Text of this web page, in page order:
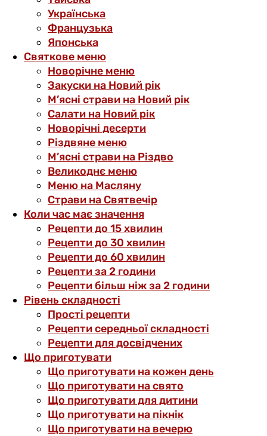
Українська
Французька
Японська
Святкове меню
Новорічне меню
Закуски на Новий рік
М’ясні страви на Новий рік
Салати на Новий рік
Новорічні десерти
Різдвяне меню
М’ясні страви на Різдво
Великоднє меню
Меню на Масляну
Страви на Святвечір
Коли час має значення
Рецепти до 15 хвилин
Рецепти до 30 хвилин
Рецепти до 60 хвилин
Рецепти за 2 години
Рецепти більш ніж за 2 години
Рівень складності
Прості рецепти
Рецепти середньої складності
Рецепти для досвідчених
Що приготувати
Що приготувати на кожен день
Що приготувати на свято
Що приготувати для дитини
Що приготувати на пікнік
Що приготувати на вечерю